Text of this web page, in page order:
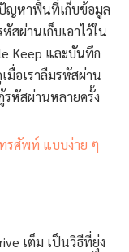
ญหาพื้นที่เก็บข้อมูล
สผ่านเก็บเอาไว้ใน
Keep และบันทึก
มื่อเราลืมรหัสผ่าน
รหัสผ่านหลายครั้ง
รศัพท์ แบบง่าย ๆ
เต็ม เป็นวิธีที่ยุ่ง